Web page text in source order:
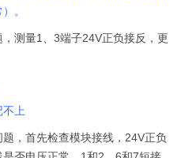
。
测量1、3端子24V正负接反，更
不上
，首先检查模块接线，24V正负